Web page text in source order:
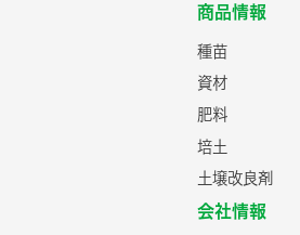
商品情報
種苗
資材
肥料
培土
土壌改良剤
会社情報